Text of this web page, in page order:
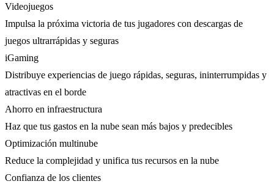
Videojuegos
Impulsa la próxima victoria de tus jugadores con descargas de
juegos ultrarrápidas y seguras
iGaming
Distribuye experiencias de juego rápidas, seguras, ininterrumpidas y
atractivas en el borde
Ahorro en infraestructura
Haz que tus gastos en la nube sean más bajos y predecibles
Optimización multinube
Reduce la complejidad y unifica tus recursos en la nube
Confianza de los clientes